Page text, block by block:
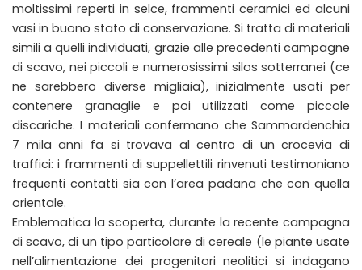
moltissimi reperti in selce, frammenti ceramici ed alcuni
vasi in buono stato di conservazione. Si tratta di materiali
simili a quelli individuati, grazie alle precedenti campagne
di scavo, nei piccoli e numerosissimi silos sotterranei (ce
ne sarebbero diverse migliaia), inizialmente usati per
contenere granaglie e poi utilizzati come piccole
discariche. I materiali confermano che Sammardenchia
7 mila anni fa si trovava al centro di un crocevia di
traffici: i frammenti di suppellettili rinvenuti testimoniano
frequenti contatti sia con l’area padana che con quella
orientale.
Emblematica la scoperta, durante la recente campagna
di scavo, di un tipo particolare di cereale (le piante usate
nell’alimentazione dei progenitori neolitici si indagano